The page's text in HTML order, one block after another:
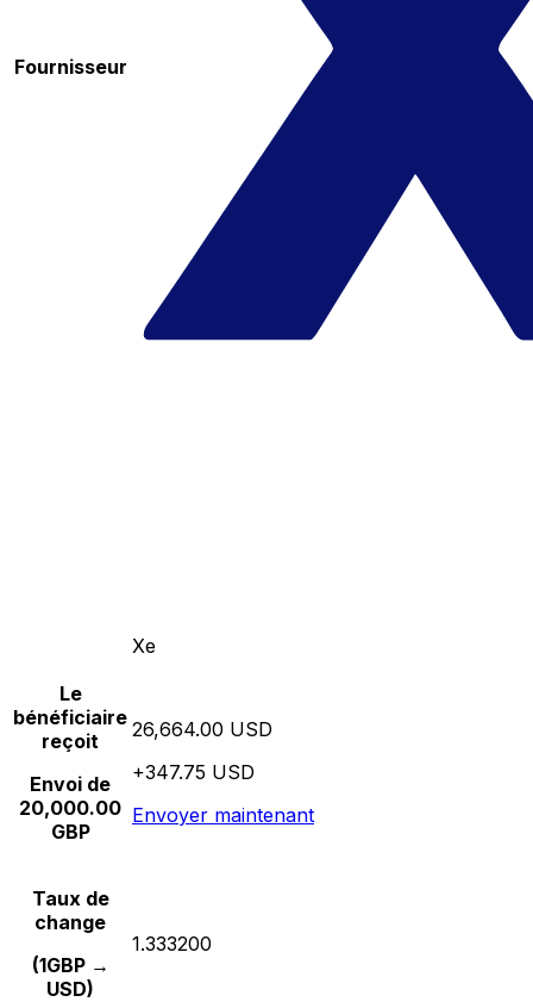
Fournisseur
Xe
Le
bénéficiaire
reçoit
Envoi de
20,000.00
GBP
26,664.00 USD
+347.75 USD
Envoyer maintenant
Taux de
change
(1GBP →
USD)
1.333200